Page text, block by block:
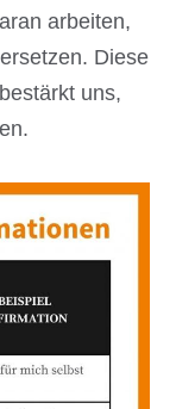
arbeiten,
Diese
uns,